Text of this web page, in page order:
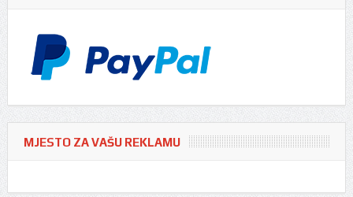
MJESTO ZA VAŠU REKLAMU